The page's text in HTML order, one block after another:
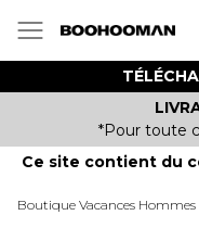
*Pour toute
Ce site contient du
Boutique Vacances Hommes